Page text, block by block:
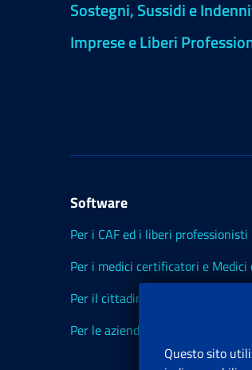
Sostegni, Sussidi e
Imprese e Liberi
Software
Per i CAF ed i liberi professionisti
Per i medici certificatori e Medici
Per il cittadino
Per le aziende ed i Consulenti
Questo sito